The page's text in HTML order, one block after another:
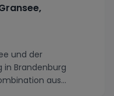
und der
in Brandenburg
aus